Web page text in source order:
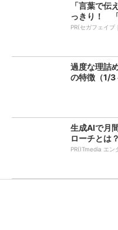
「言葉で伝
っきり！
PR(セガフェイブ
過度な理詰
の特徴（1/3
生成AIで月
ローチとは？
PR(ITmedia エン